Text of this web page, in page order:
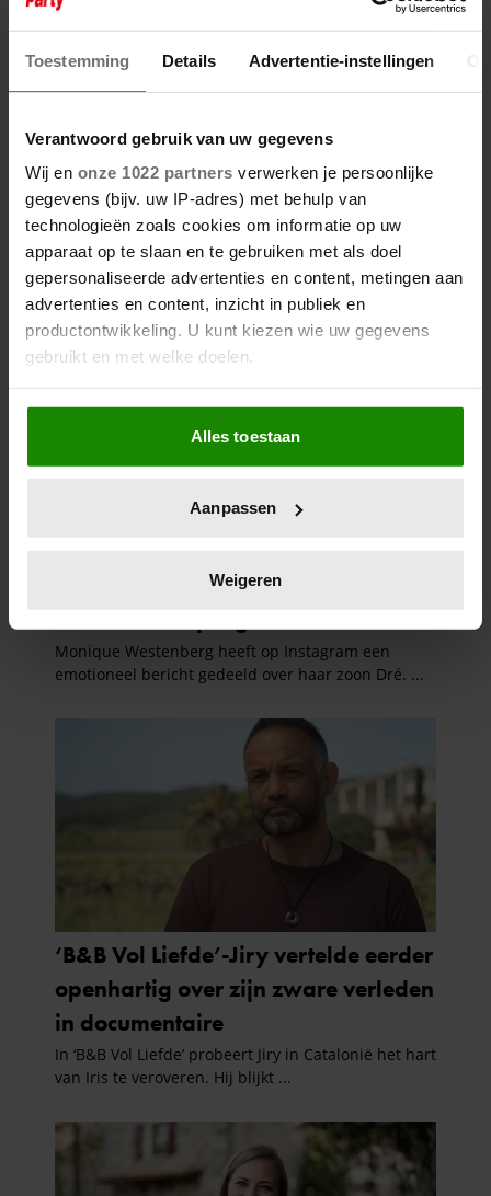
Toestemming Details Advertentie-instellingen
Verantwoord gebruik van uw gegevens
Wij en onze 1022 partners verwerken je persoonlijke
gegevens (bijv. uw IP-adres) met behulp van
technologieën zoals cookies om informatie op uw
apparaat op te slaan en te gebruiken met als doel
gepersonaliseerde advertenties en content, metingen aan
advertenties en content, inzicht in publiek en
productontwikkeling. U kunt kiezen wie uw gegevens
gebruikt en met welke doelen.
Als u het toestaat, willen we ook graag:
Informatie verzamelen over uw geografische
locatie, die tot een paar meter nauwkeurig kan zijn
scannen op specifieke eigenschappen (fingerprinting)
verwerkt en stel uw voorkeuren in het
intrekken in de Cookieverklaring.
We gebruiken cookies om content en advertenties te
en om ons websiteverkeer te analyseren. Ook delen we
informatie over uw gebruik van onze site met onze
partners voor social media, adverteren en analyse. Deze
partners kunnen deze gegevens combineren met andere
informatie die u aan ze heeft verstrekt of die ze hebben
verzameld op basis van uw gebruik van hun services. U
gaat akkoord met onze cookies als u onze website blijft
Alles toestaan
Aanpassen
Weigeren